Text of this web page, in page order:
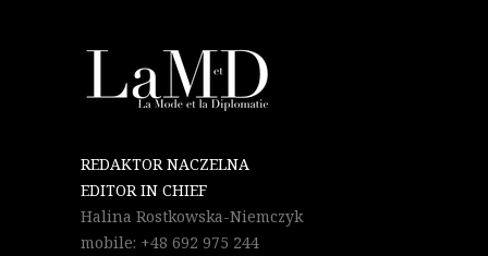
REDAKTOR NACZELNA
EDITOR IN CHIEF
Halina Rostkowska-Niemczyk
mobile: +48 692 975 244